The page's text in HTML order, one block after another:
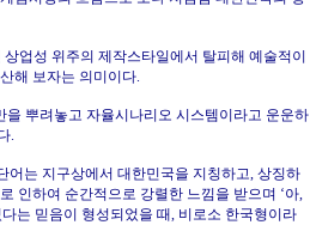
업성 위주의 제작스타일에서 탈피해 예술적이
해 보자는 의미이다.
뿌려놓고 자율시나리오 시스템이라고 운운하
.
어는 지구상에서 대한민국을 지칭하고, 상징하
인하여 순간적으로 강렬한 느낌을 받으며 ‘아,
는 믿음이 형성되었을 때, 비로소 한국형이라